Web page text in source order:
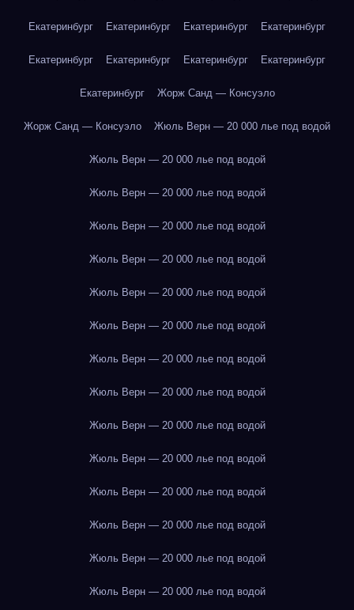
Екатеринбург Екатеринбург Екатеринбург Екатеринбург
Екатеринбург Екатеринбург Екатеринбург Екатеринбург
Екатеринбург Жорж Санд — Консуэло
Жорж Санд — Консуэло Жюль Верн — 20 000 лье под водой
Жюль Верн — 20 000 лье под водой
Жюль Верн — 20 000 лье под водой
Жюль Верн — 20 000 лье под водой
Жюль Верн — 20 000 лье под водой
Жюль Верн — 20 000 лье под водой
Жюль Верн — 20 000 лье под водой
Жюль Верн — 20 000 лье под водой
Жюль Верн — 20 000 лье под водой
Жюль Верн — 20 000 лье под водой
Жюль Верн — 20 000 лье под водой
Жюль Верн — 20 000 лье под водой
Жюль Верн — 20 000 лье под водой
Жюль Верн — 20 000 лье под водой
Жюль Верн — 20 000 лье под водой